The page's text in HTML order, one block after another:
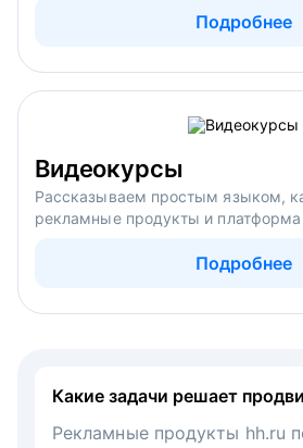
Подробнее
Видеокурсы
Рассказываем простым языком,
рекламные продукты и платформа
Подробнее
Какие задачи решает
Рекламные продукты hh.ru